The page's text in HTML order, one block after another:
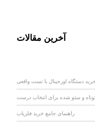
آخرین مقالات
دستگاه اورجینال با تست واقعی
و سئو شده برای انتخاب درست
راهنمای جامع خرید فلزیاب